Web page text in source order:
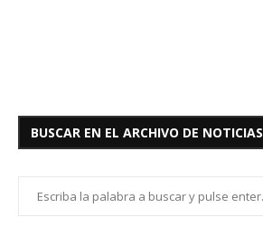
BUSCAR EN EL ARCHIVO DE NOTICIAS